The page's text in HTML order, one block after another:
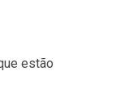
estão